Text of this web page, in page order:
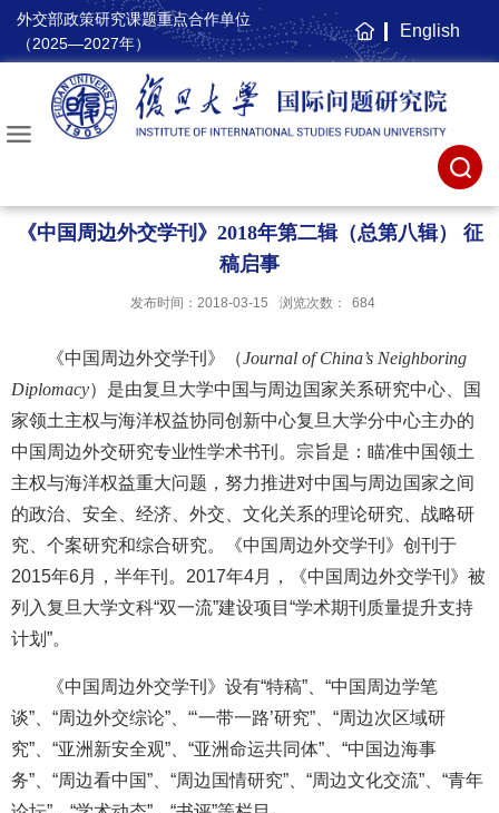
外交部政策研究课题重点合作单位
（2025—2027年）
主
页
English
《中国周边外交学刊》2018年第二辑（总第八辑） 征
稿启事
发布时间：2018-03-15 浏览次数： 684
《中国周边外交学刊》（Journal of China’s Neighboring
Diplomacy） 是由复旦大学中国与周边国家关系研究中心、国
家领土主权与海洋权益协同创新中心复旦大学分中心主办的
中国周边外交研究专业性学术书刊。宗旨是：瞄准中国领土
主权与海洋权益重大问题，努力推进对中国与周边国家之间
的政治、安全、经济、外交、文化关系的理论研究、战略研
究、个案研究和综合研究。《中国周边外交学刊》创刊于
2015年6月，半年刊。2017年4月，《中国周边外交学刊》被
列入复旦大学文科“双一流”建设项目“学术期刊质量提升支持
计划”。
《中国周边外交学刊》设有“特稿”、“中国周边学笔
谈”、“周边外交综论”、“‘一带一路’研究”、“周边次区域研
究”、“亚洲新安全观”、“亚洲命运共同体”、“中国边海事
务”、“周边看中国”、“周边国情研究”、“周边文化交流”、“青年